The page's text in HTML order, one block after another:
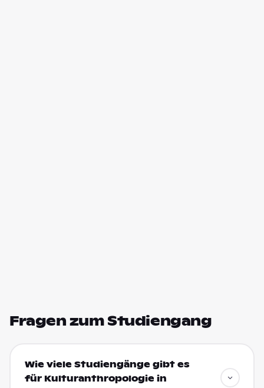
Fragen zum Studiengang
Wie viele Studiengänge gibt es
für Kulturanthropologie in